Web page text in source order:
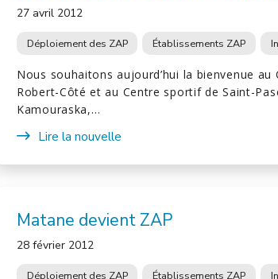
27 avril 2012
Déploiement des ZAP Établissements ZAP
Nous souhaitons aujourd’hui la bienvenue
Robert-Côté et au Centre sportif de Saint-
Kamouraska,…
Lire la nouvelle
Matane devient ZAP
28 février 2012
Déploiement des ZAP Établissements ZAP